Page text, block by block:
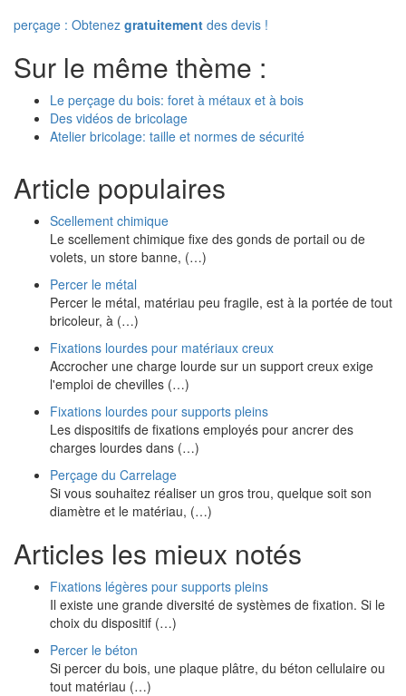
perçage : Obtenez gratuitement des devis !
Sur le même thème :
Le perçage du bois: foret à métaux et à bois
Des vidéos de bricolage
Atelier bricolage: taille et normes de sécurité
Article populaires
Scellement chimique
Le scellement chimique fixe des gonds de portail ou de
volets, un store banne, (…)
Percer le métal
Percer le métal, matériau peu fragile, est à la portée de tout
bricoleur, à (…)
Fixations lourdes pour matériaux creux
Accrocher une charge lourde sur un support creux exige
l'emploi de chevilles (…)
Fixations lourdes pour supports pleins
Les dispositifs de fixations employés pour ancrer des
charges lourdes dans (…)
Perçage du Carrelage
Si vous souhaitez réaliser un gros trou, quelque soit son
diamètre et le matériau, (…)
Articles les mieux notés
Fixations légères pour supports pleins
Il existe une grande diversité de systèmes de fixation. Si le
choix du dispositif (…)
Percer le béton
Si percer du bois, une plaque plâtre, du béton cellulaire ou
tout matériau (…)